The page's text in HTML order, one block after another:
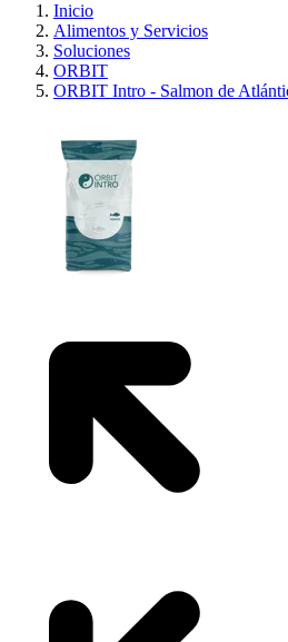
Inicio
Alimentos y Servicios
Soluciones
ORBIT
ORBIT Intro - Salmon de